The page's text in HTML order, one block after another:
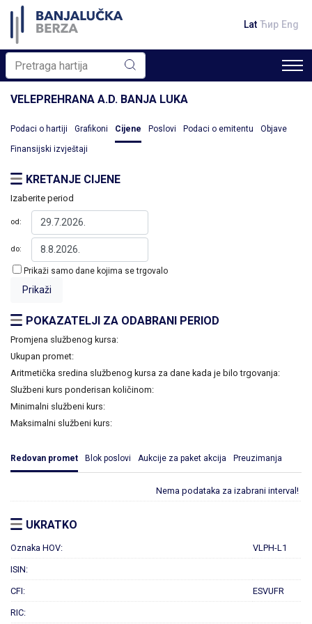
Lat Ћир Eng
VELEPREHRANA A.D. BANJA LUKA
Podaci o hartiji Grafikoni Cijene Poslovi Podaci o emitentu Objave
Finansijski izvještaji
KRETANJE CIJENE
Izaberite period
od:
do:
Prikaži samo dane kojima se trgovalo
POKAZATELJI ZA ODABRANI PERIOD
Promjena službenog kursa:
Ukupan promet:
Aritmetička sredina službenog kursa za dane kada je bilo trgovanja:
Službeni kurs ponderisan količinom:
Minimalni službeni kurs:
Maksimalni službeni kurs:
Redovan promet Blok poslovi Aukcije za paket akcija Preuzimanja
Nema podataka za izabrani interval!
UKRATKO
Oznaka HOV: VLPH-L1
ISIN:
CFI: ESVUFR
RIC: